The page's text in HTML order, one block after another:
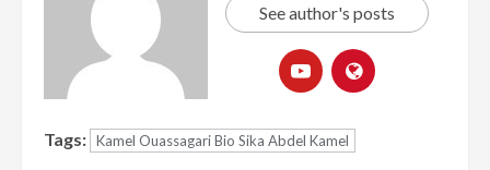
See author's posts
Tags: Kamel Ouassagari Bio Sika Abdel Kamel